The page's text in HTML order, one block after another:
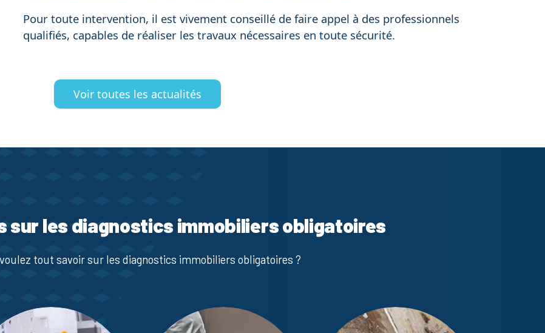
Pour toute intervention, il est vivement conseillé de faire appel à des professionnels
qualifiés, capables de réaliser les travaux nécessaires en toute sécurité.
Voir toutes les actualités
sur les diagnostics immobiliers obligatoires
tout savoir sur les diagnostics immobiliers obligatoires ?